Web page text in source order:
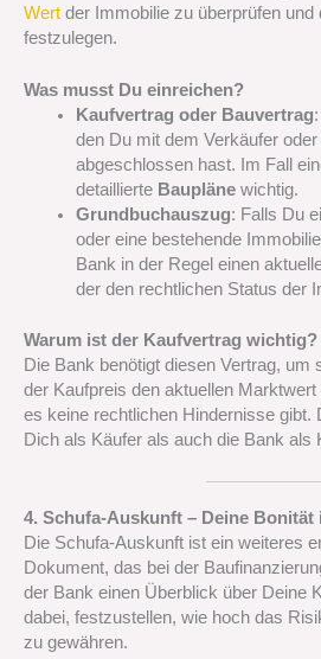
Wert der Immobilie zu überprüfen und
festzulegen.
Was musst Du einreichen?
Kaufvertrag oder Bauvertrag
den Du mit dem Verkäufer
abgeschlossen hast. Im Fall
detaillierte Bauplänewichtig.
Grundbuchauszug: Falls Du
oder eine bestehende
Bank in der Regel einen
der den rechtlichen Status der
Warum ist der Kaufvertrag wichtig?
Die Bank benötigt diesen Vertrag, um
der Kaufpreis den aktuellen
es keine rechtlichen Hindernisse gibt.
Dich als Käufer als auch die Bank als
4. Schufa-Auskunft – Deine Bonität
Die Schufa-Auskunft ist ein weiteres
Dokument, das bei der
der Bank einen Überblick über Deine
dabei, festzustellen, wie hoch das
zu gewähren.